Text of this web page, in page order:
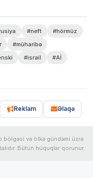
#neft
#hörmüz
#müharibə
#israil
#Aİ
Reklam Əlaqə
bölgəsi və ölkə gündəmi üzrə
Bütün hüquqlar qorunur.